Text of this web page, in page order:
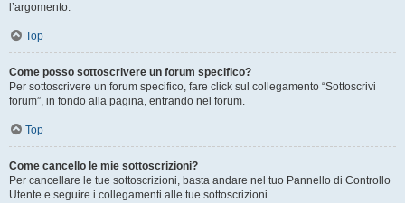
l’argomento.
Top
Come posso sottoscrivere un forum specifico?
Per sottoscrivere un forum specifico, fare click sul collegamento “Sottoscrivi
forum”, in fondo alla pagina, entrando nel forum.
Top
Come cancello le mie sottoscrizioni?
Per cancellare le tue sottoscrizioni, basta andare nel tuo Pannello di Controllo
Utente e seguire i collegamenti alle tue sottoscrizioni.